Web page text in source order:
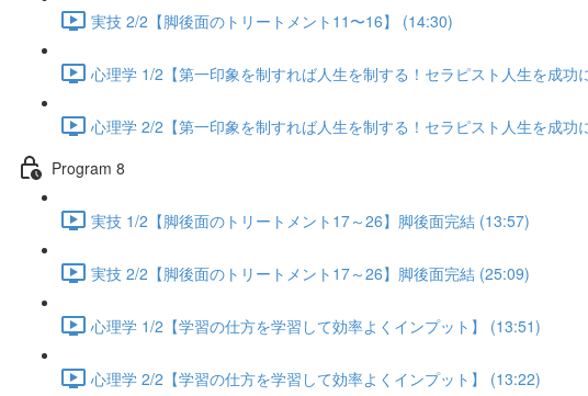
実技 2/2【脚後面のトリートメント11〜16】 (14:30)
心理学 1/2【第一印象を制すれば人生を制する！セラピスト人生を成功
心理学 2/2【第一印象を制すれば人生を制する！セラピスト人生を成功
Program 8
実技 1/2【脚後面のトリートメント17～26】脚後面完結 (13:57)
実技 2/2【脚後面のトリートメント17～26】脚後面完結 (25:09)
心理学 1/2【学習の仕方を学習して効率よくインプット】 (13:51)
心理学 2/2【学習の仕方を学習して効率よくインプット】 (13:22)